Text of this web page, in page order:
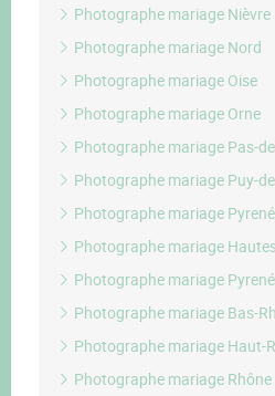
Photographe mariage Nièvre
Photographe mariage Nord
Photographe mariage Oise
Photographe mariage Orne
Photographe mariage Pas-
Photographe mariage Puy-
Photographe mariage
Photographe mariage
Photographe mariage
Photographe mariage Bas-
Photographe mariage Haut-
Photographe mariage Rhône